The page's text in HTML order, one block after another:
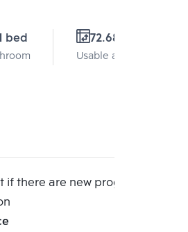
bed 72.68 Sq.m.
Usable area
if there are new program